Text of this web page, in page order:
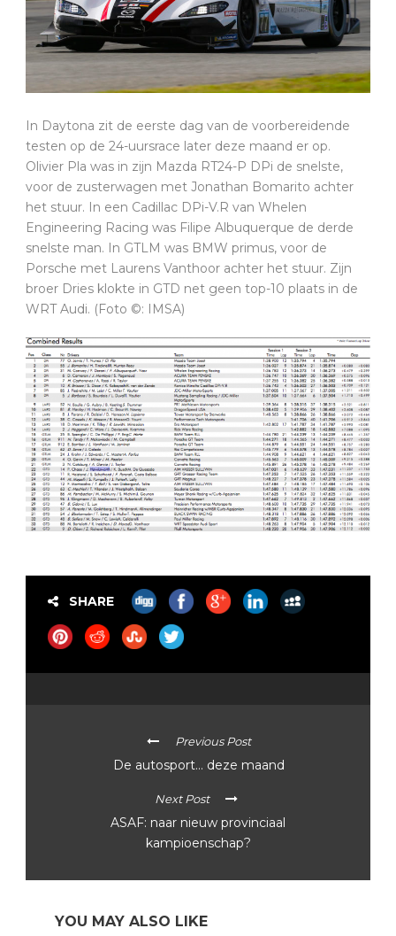
In Daytona zit de eerste dag van de voorbereidende
testen op de 24-uursrace later deze maand er op.
Olivier Pla was in zijn Mazda RT24-P DPi de snelste,
voor de zusterwagen met Jonathan Bomarito achter
het stuur. In een Cadillac DPi-V.R van Whelen
Engineering Racing was Filipe Albuquerque de derde
snelste man. In GTLM was BMW primus, voor de
Porsche met Laurens Vanthoor achter het stuur. Zijn
broer Dries klokte in GTD net geen top-10 plaats in de
WRT Audi. (Foto ©: IMSA)
SHARE
Previous Post
De autosport… deze maand
Next Post
ASAF: naar nieuw provinciaal
kampioenschap?
YOU MAY ALSO LIKE